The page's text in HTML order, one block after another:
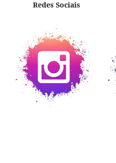
Redes Sociais